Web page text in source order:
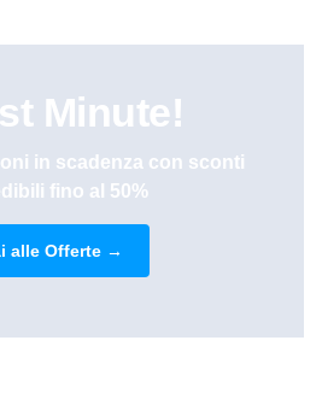
Minute!
in scadenza con sconti
fino al 50%
alle Offerte →